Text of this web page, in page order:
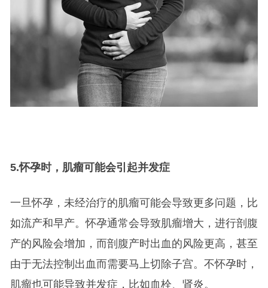
5.怀孕时，肌瘤可能会引起并发症
一旦怀孕，未经治疗的肌瘤可能会导致更多问题，比
如流产和早产。怀孕通常会导致肌瘤增大，进行剖腹
产的风险会增加，而剖腹产时出血的风险更高，甚至
由于无法控制出血而需要马上切除子宫。不怀孕时，
肌瘤也可能导致并发症，比如血栓、肾炎。